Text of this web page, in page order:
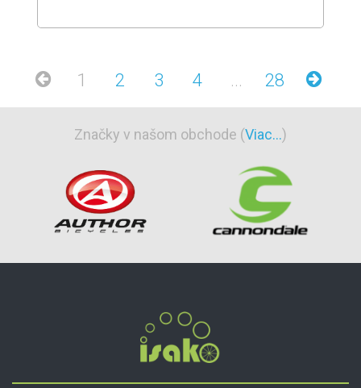
1 2 3 4 ... 28
Značky v našom obchode (Viac...)